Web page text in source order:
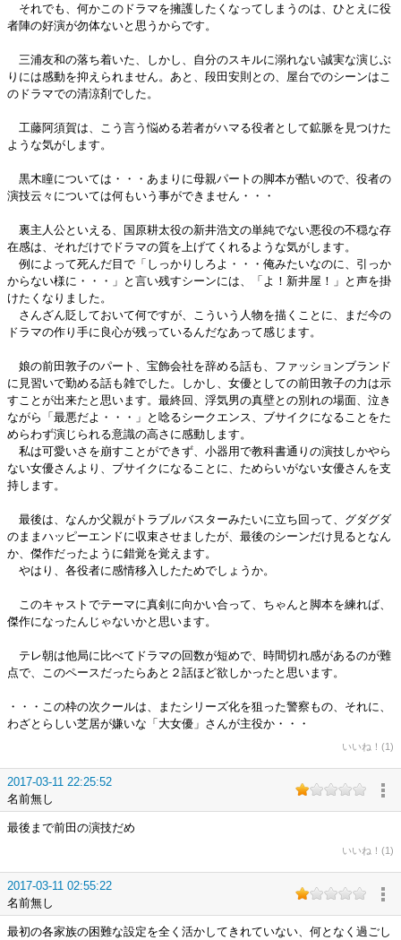
それでも、何かこのドラマを擁護したくなってしまうのは、ひとえに役
者陣の好演が勿体ないと思うからです。
三浦友和の落ち着いた、しかし、自分のスキルに溺れない誠実な演じぶ
りには感動を抑えられません。あと、段田安則との、屋台でのシーンはこ
のドラマでの清涼剤でした。
工藤阿須賀は、こう言う悩める若者がハマる役者として鉱脈を見つけた
ような気がします。
黒木瞳については・・・あまりに母親パートの脚本が酷いので、役者の
演技云々については何もいう事ができません・・・
裏主人公といえる、国原耕太役の新井浩文の単純でない悪役の不穏な存
在感は、それだけでドラマの質を上げてくれるような気がします。
例によって死んだ目で「しっかりしろよ・・・俺みたいなのに、引っか
からない様に・・・」と言い残すシーンには、「よ！新井屋！」と声を掛
けたくなりました。
さんざん貶しておいて何ですが、こういう人物を描くことに、まだ今の
ドラマの作り手に良心が残っているんだなあって感じます。
娘の前田敦子のパート、宝飾会社を辞める話も、ファッションブランド
に見習いで勤める話も雑でした。しかし、女優としての前田敦子の力は示
すことが出来たと思います。最終回、浮気男の真壁との別れの場面、泣き
ながら「最悪だよ・・・」と唸るシークエンス、ブサイクになることをた
めらわず演じられる意識の高さに感動します。
私は可愛いさを崩すことができず、小器用で教科書通りの演技しかやら
ない女優さんより、ブサイクになることに、ためらいがない女優さんを支
持します。
最後は、なんか父親がトラブルバスターみたいに立ち回って、グダグダ
のままハッピーエンドに収束させましたが、最後のシーンだけ見るとなん
か、傑作だったように錯覚を覚えます。
やはり、各役者に感情移入したためでしょうか。
このキャストでテーマに真剣に向かい合って、ちゃんと脚本を練れば、
傑作になったんじゃないかと思います。
テレ朝は他局に比べてドラマの回数が短めで、時間切れ感があるのが難
点で、このペースだったらあと２話ほど欲しかったと思います。
・・・この枠の次クールは、またシリーズ化を狙った警察もの、それに、
わざとらしい芝居が嫌いな「大女優」さんが主役か・・・
いいね！(1)
2017-03-11 22:25:52
名前無し
最後まで前田の演技だめ
いいね！(1)
2017-03-11 02:55:22
名前無し
最初の各家族の困難な設定を全く活かしてきれていない、何となく過ごし